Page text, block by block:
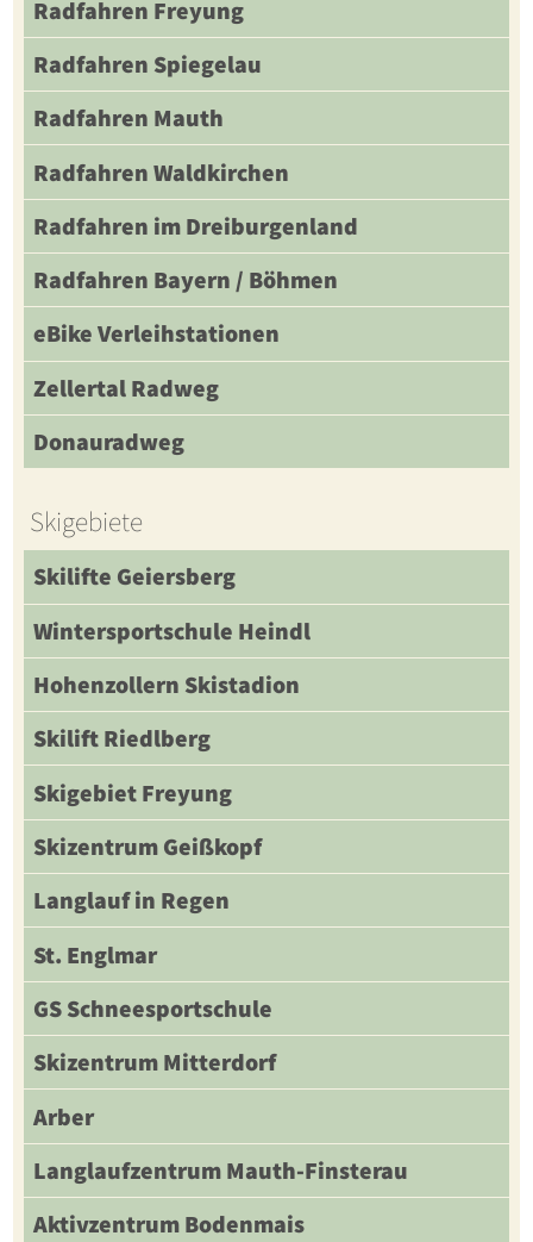
Radfahren Freyung
Radfahren Spiegelau
Radfahren Mauth
Radfahren Waldkirchen
Radfahren im Dreiburgenland
Radfahren Bayern / Böhmen
eBike Verleihstationen
Zellertal Radweg
Donauradweg
Skigebiete
Skilifte Geiersberg
Wintersportschule Heindl
Hohenzollern Skistadion
Skilift Riedlberg
Skigebiet Freyung
Skizentrum Geißkopf
Langlauf in Regen
St. Englmar
GS Schneesportschule
Skizentrum Mitterdorf
Arber
Langlaufzentrum Mauth-Finsterau
Aktivzentrum Bodenmais